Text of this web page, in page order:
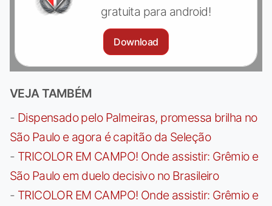
gratuita para android!
Download
VEJA TAMBÉM
- Dispensado pelo Palmeiras, promessa brilha no
São Paulo e agora é capitão da Seleção
- TRICOLOR EM CAMPO! Onde assistir: Grêmio e
São Paulo em duelo decisivo no Brasileiro
- TRICOLOR EM CAMPO! Onde assistir: Grêmio e